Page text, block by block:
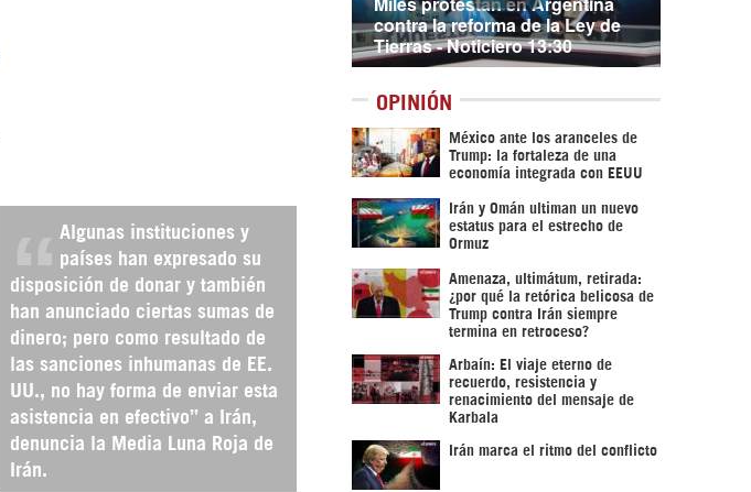
Algunas instituciones y
países han expresado su
disposición de donar y también
han anunciado ciertas sumas de
dinero; pero como resultado de
las sanciones inhumanas de EE.
UU., no hay forma de enviar esta
asistencia en efectivo” a Irán,
denuncia la Media Luna Roja de
Irán.
contra la reforma de la Ley de
Tierras - Noticiero 13:30
OPINIÓN
México ante los aranceles de
Trump: la fortaleza de una
economía integrada con EEUU
Irán y Omán ultiman un nuevo
estatus para el estrecho de
Ormuz
Amenaza, ultimátum, retirada:
¿por qué la retórica belicosa de
Trump contra Irán siempre
termina en retroceso?
Arbaín: El viaje eterno de
recuerdo, resistencia y
renacimiento del mensaje de
Karbala
Irán marca el ritmo del conflicto